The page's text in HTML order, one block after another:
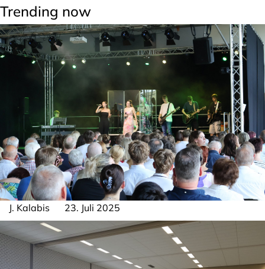
Trending now
J. Kalabis 23. Juli 2025